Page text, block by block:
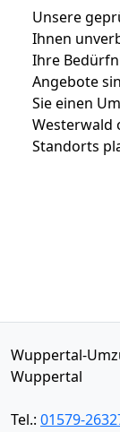
Unsere
Ihnen
Ihre
Angebote
Sie einen
Westerwald
Standorts
Wuppertal-
Wuppertal
Tel.: 01579-